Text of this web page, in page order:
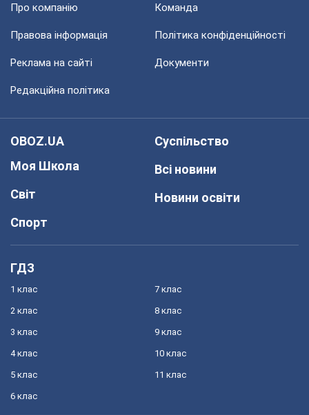
Про компанію Команда
Правова інформація Політика конфіденційності
Реклама на сайті Документи
Редакційна політика
OBOZ.UA
Моя Школа
Світ
Спорт
Суспільство
Всі новини
Новини освіти
ГДЗ
1 клас
2 клас
3 клас
4 клас
5 клас
6 клас
7 клас
8 клас
9 клас
10 клас
11 клас